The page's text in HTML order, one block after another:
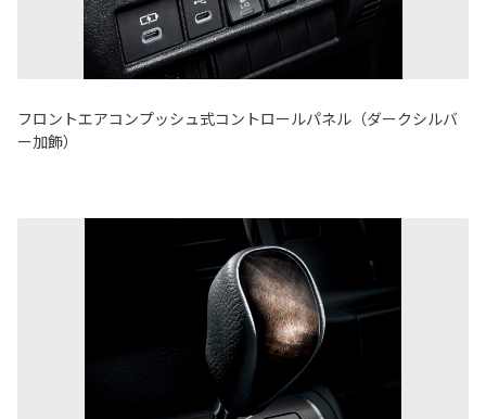
フロントエアコンプッシュ式コントロールパネル（ダークシルバ
ー加飾）